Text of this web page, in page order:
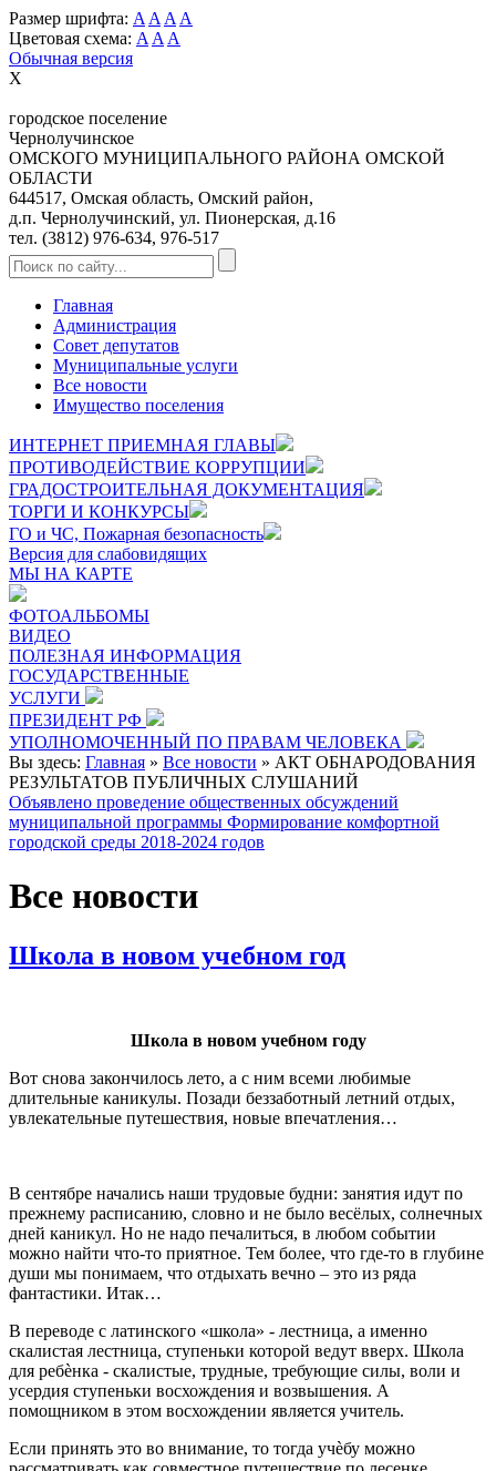
Размер шрифта: A A A A
Цветовая схема: A A A
Обычная версия
X
городское поселение
Чернолучинское
ОМСКОГО МУНИЦИПАЛЬНОГО РАЙОНА ОМСКОЙ
ОБЛАСТИ
644517, Омская область, Омский район,
д.п. Чернолучинский, ул. Пионерская, д.16
тел. (3812) 976-634, 976-517
Главная
Администрация
Совет депутатов
Муниципальные услуги
Все новости
Имущество поселения
ИНТЕРНЕТ ПРИЕМНАЯ ГЛАВЫ
ПРОТИВОДЕЙСТВИЕ КОРРУПЦИИ
ГРАДОСТРОИТЕЛЬНАЯ ДОКУМЕНТАЦИЯ
ТОРГИ И КОНКУРСЫ
ГО и ЧС, Пожарная безопасность
Версия для слабовидящих
МЫ НА КАРТЕ
ФОТОАЛЬБОМЫ
ВИДЕО
ПОЛЕЗНАЯ ИНФОРМАЦИЯ
ГОСУДАРСТВЕННЫЕ
УСЛУГИ
ПРЕЗИДЕНТ РФ
УПОЛНОМОЧЕННЫЙ ПО ПРАВАМ ЧЕЛОВЕКА
Вы здесь: Главная » Все новости » АКТ ОБНАРОДОВАНИЯ
РЕЗУЛЬТАТОВ ПУБЛИЧНЫХ СЛУШАНИЙ
Объявлено проведение общественных обсуждений
муниципальной программы Формирование комфортной
городской среды 2018-2024 годов
Все новости
Школа в новом учебном год
Школа в новом учебном году
Вот снова закончилось лето, а с ним всеми любимые
длительные каникулы. Позади беззаботный летний отдых,
увлекательные путешествия, новые впечатления…
В сентябре начались наши трудовые будни: занятия идут по
прежнему расписанию, словно и не было весёлых, солнечных
дней каникул. Но не надо печалиться, в любом событии
можно найти что-то приятное. Тем более, что где-то в глубине
души мы понимаем, что отдыхать вечно – это из ряда
фантастики. Итак…
В переводе с латинского «школа» - лестница, а именно
скалистая лестница, ступеньки которой ведут вверх. Школа
для ребѐнка - скалистые, трудные, требующие силы, воли и
усердия ступеньки восхождения и возвышения. А
помощником в этом восхождении является учитель.
Если принять это во внимание, то тогда учѐбу можно